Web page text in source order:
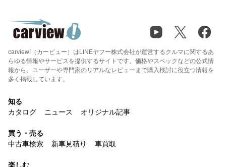
carview!（カービュー）はLINEヤフー株式会社が運営するクルマに関するあ
らゆる情報やサービスを提供するサイトです。価格やスペックなどの公式情
報から、ユーザーや専門家のリアルなレビューまで購入検討に役立つ情報を
多く掲載しています。
知る
カタログ
ニュース オリジナル記事
買う・売る
中古車検索
新車見積り 車買取
楽しむ